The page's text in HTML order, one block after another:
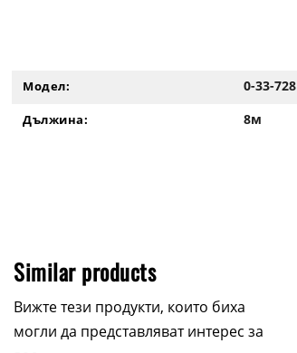
Модел: 0-33-728
Дължина: 8м
Similar products
Вижте тези продукти, които биха
могли да представляват интерес за